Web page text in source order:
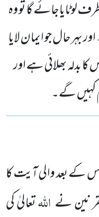
گا تو وہ
حال جو ایمان لایا
بدلہ بھلائی ہے اور
کہیں گے۔
کے بعد والی آیت کا
نین نے اللہتعالیٰ کی